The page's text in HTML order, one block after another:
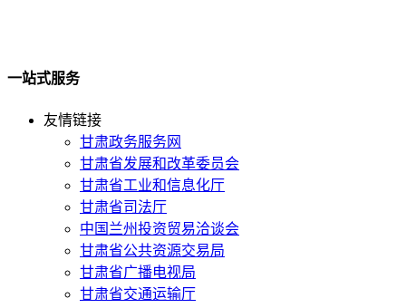
一站式服务
友情链接
甘肃政务服务网
甘肃省发展和改革委员会
甘肃省工业和信息化厅
甘肃省司法厅
中国兰州投资贸易洽谈会
甘肃省公共资源交易局
甘肃省广播电视局
甘肃省交通运输厅